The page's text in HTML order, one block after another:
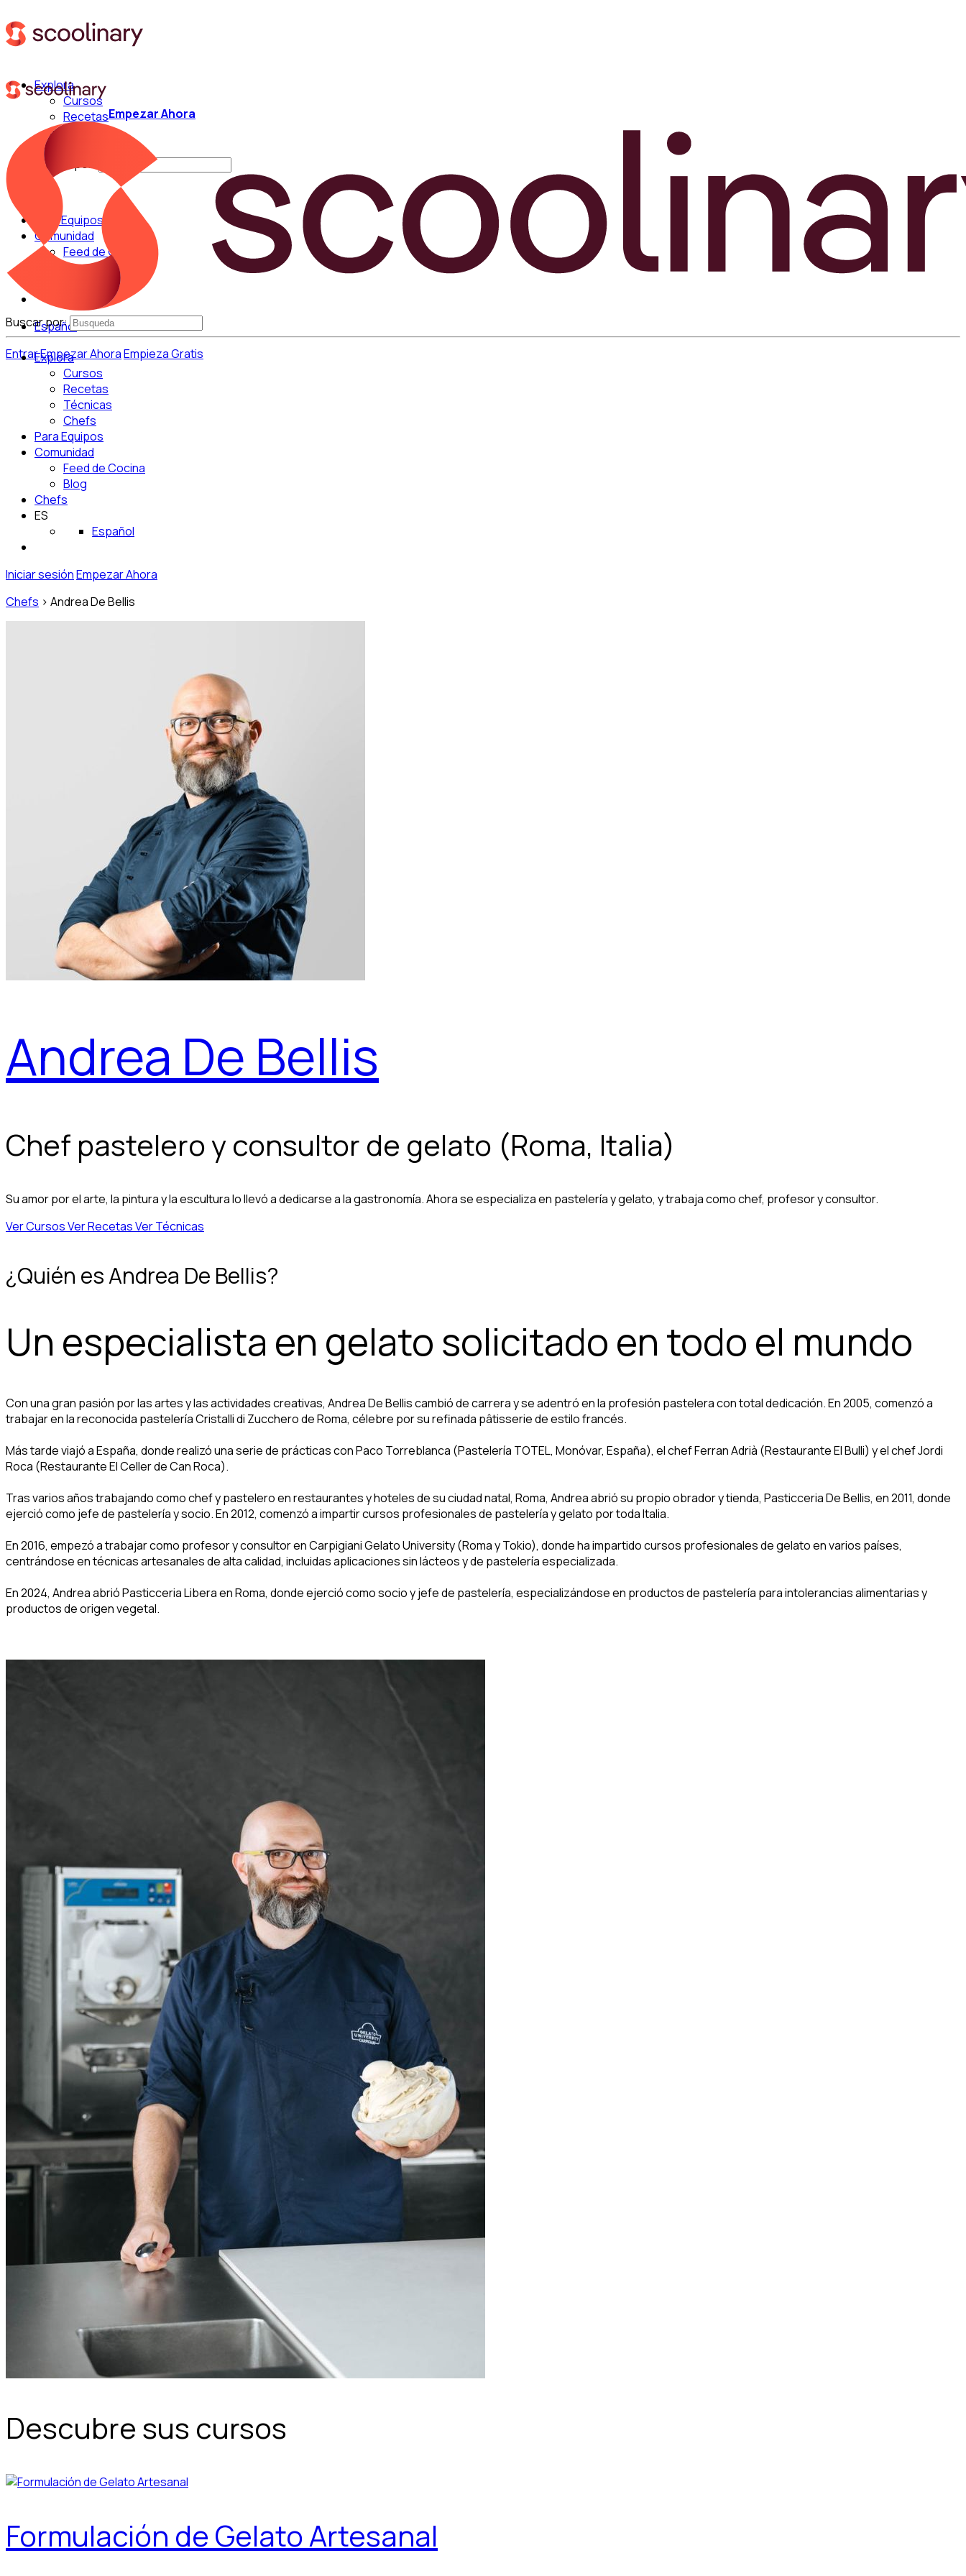
Explora
Cursos
Recetas
Buscar por:
Para Equipos
Comunidad
Feed de Cocina
Blog
Español
EntrarEmpezar AhoraEmpieza Gratis
Empezar Ahora
Buscar por:
Explora
Cursos
Recetas
Técnicas
Chefs
Para Equipos
Comunidad
Feed de Cocina
Blog
Chefs
ES
Español
Iniciar sesiónEmpezar Ahora
Chefs > Andrea De Bellis
Andrea De Bellis
Chef pastelero y consultor de gelato (Roma, Italia)
Su amor por el arte, la pintura y la escultura lo llevó a dedicarse a la gastronomía. Ahora se especializa en pastelería y gelato, y trabaja como chef, profesor y consultor.
Ver CursosVer RecetasVer Técnicas
¿Quién es Andrea De Bellis?
Un especialista en gelato solicitado en todo el mundo
Con una gran pasión por las artes y las actividades creativas, Andrea De Bellis cambió de carrera y se adentró en la profesión pastelera con total dedicación. En 2005, comenzó a
trabajar en la reconocida pastelería Cristalli di Zucchero de Roma, célebre por su refinada pâtisserie de estilo francés.
Más tarde viajó a España, donde realizó una serie de prácticas con Paco Torreblanca (Pastelería TOTEL, Monóvar, España), el chef Ferran Adrià (Restaurante El Bulli) y el chef Jordi
Roca (Restaurante El Celler de Can Roca).
Tras varios años trabajando como chef y pastelero en restaurantes y hoteles de su ciudad natal, Roma, Andrea abrió su propio obrador y tienda, Pasticceria De Bellis, en 2011, donde
ejerció como jefe de pastelería y socio. En 2012, comenzó a impartir cursos profesionales de pastelería y gelato por toda Italia.
En 2016, empezó a trabajar como profesor y consultor en Carpigiani Gelato University (Roma y Tokio), donde ha impartido cursos profesionales de gelato en varios países,
centrándose en técnicas artesanales de alta calidad, incluidas aplicaciones sin lácteos y de pastelería especializada.
En 2024, Andrea abrió Pasticceria Libera en Roma, donde ejerció como socio y jefe de pastelería, especializándose en productos de pastelería para intolerancias alimentarias y
productos de origen vegetal.
Descubre sus cursos
Formulación de Gelato Artesanal